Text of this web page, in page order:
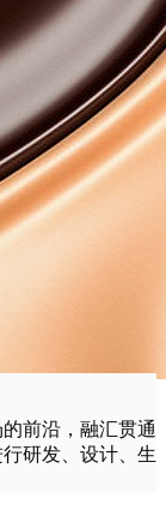
前沿，融汇贯通
研发、设计、生